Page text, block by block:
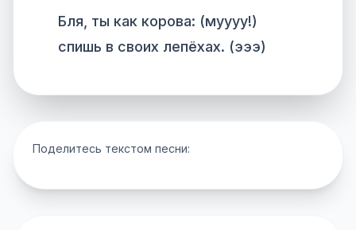
Бля, ты как корова: (муууу!)
спишь в своих лепёхах. (эээ)
Поделитесь текстом песни: